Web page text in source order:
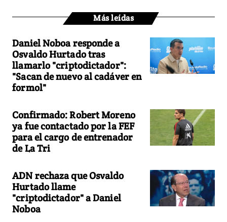
Más leídas
Daniel Noboa responde a
Osvaldo Hurtado tras
llamarlo "criptodictador":
"Sacan de nuevo al cadáver en
formol"
Confirmado: Robert Moreno
ya fue contactado por la FEF
para el cargo de entrenador
de La Tri
ADN rechaza que Osvaldo
Hurtado llame
"criptodictador" a Daniel
Noboa